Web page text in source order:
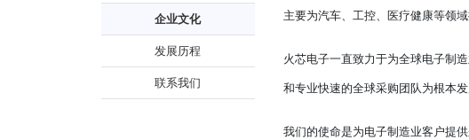
企业文化
发展历程
联系我们
主要为汽车、工控、医疗健康等领
火芯电子一直致力于为全球电子制
和专业快速的全球采购团队为根本
我们的使命是为电子制造业客户提